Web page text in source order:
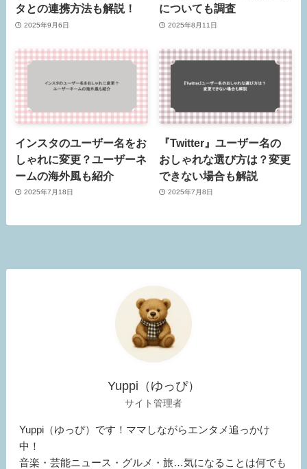
タとの連携方法も解説！
2025年9月6日
についても調査
2025年8月11日
インスタのユーザー名をお
しゃれに変更？ユーザーネ
ームの海外風も紹介
2025年7月18日
『Twitter』ユーザー名の
おしゃれな選び方は？変更
できない場合も解説
2025年7月8日
Yuppi（ゆっぴ）
サイト管理者
Yuppi（ゆっぴ）です！ママしながらエンタメ追っかけ
中！
音楽・芸能ニュース・グルメ・旅…気になることは何でも